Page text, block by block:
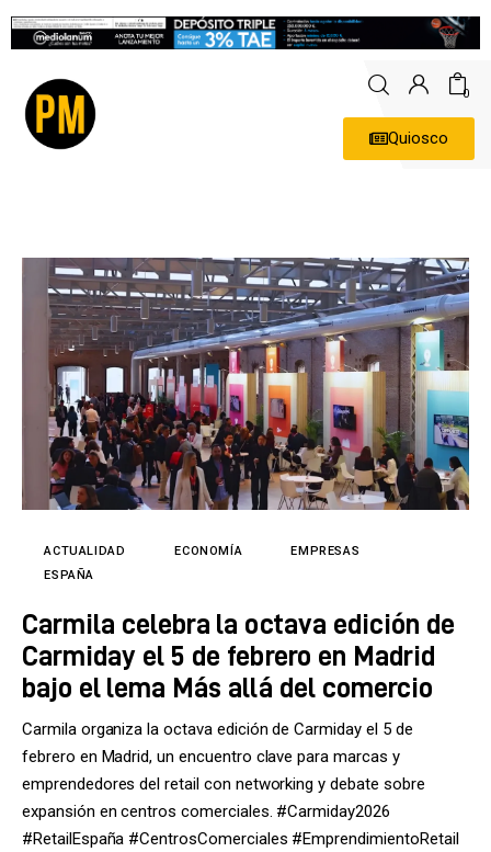
0
Quiosco
Economía
Empresas
Entrevistas
Expertos
Tecnología
Cultura
Directorio
ACTUALIDAD ECONOMÍA
EMPRESAS
ESPAÑA
Carmila celebra la octava edición de
Carmiday el 5 de febrero en Madrid
bajo el lema Más allá del comercio
Carmila organiza la octava edición de Carmiday el 5 de
febrero en Madrid, un encuentro clave para marcas y
emprendedores del retail con networking y debate sobre
expansión en centros comerciales. #Carmiday2026
#RetailEspaña #CentrosComerciales #EmprendimientoRetail